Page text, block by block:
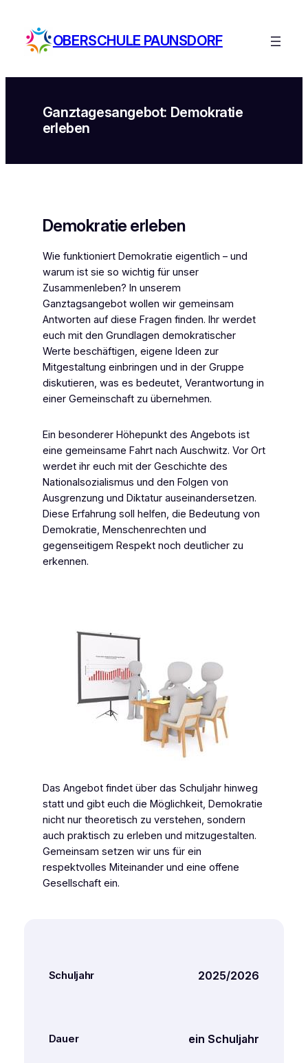
springen
OBERSCHULE PAUNSDORF
Ganztagesangebot: Demokratie
erleben
Demokratie erleben
Wie funktioniert Demokratie eigentlich – und
warum ist sie so wichtig für unser
Zusammenleben? In unserem
Ganztagsangebot wollen wir gemeinsam
Antworten auf diese Fragen finden. Ihr werdet
euch mit den Grundlagen demokratischer
Werte beschäftigen, eigene Ideen zur
Mitgestaltung einbringen und in der Gruppe
diskutieren, was es bedeutet, Verantwortung in
einer Gemeinschaft zu übernehmen.
Ein besonderer Höhepunkt des Angebots ist
eine gemeinsame Fahrt nach Auschwitz. Vor Ort
werdet ihr euch mit der Geschichte des
Nationalsozialismus und den Folgen von
Ausgrenzung und Diktatur auseinandersetzen.
Diese Erfahrung soll helfen, die Bedeutung von
Demokratie, Menschenrechten und
gegenseitigem Respekt noch deutlicher zu
erkennen.
Das Angebot findet über das Schuljahr hinweg
statt und gibt euch die Möglichkeit, Demokratie
nicht nur theoretisch zu verstehen, sondern
auch praktisch zu erleben und mitzugestalten.
Gemeinsam setzen wir uns für ein
respektvolles Miteinander und eine offene
Gesellschaft ein.
Schuljahr 2025/2026
Dauer ein Schuljahr